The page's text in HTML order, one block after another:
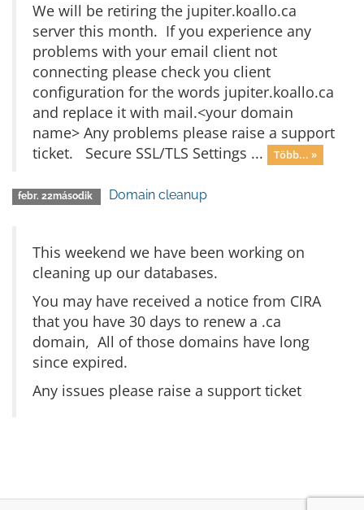
We will be retiring the jupiter.koallo.ca
server this month. If you experience any
problems with your email client not
connecting please check you client
configuration for the words jupiter.koallo.ca
and replace it with mail.<your domain
name> Any problems please raise a support
ticket. Secure SSL/TLS Settings ...
Több... »
febr. 22második Domain cleanup
This weekend we have been working on
cleaning up our databases.
You may have received a notice from CIRA
that you have 30 days to renew a .ca
domain, All of those domains have long
since expired.
Any issues please raise a support ticket